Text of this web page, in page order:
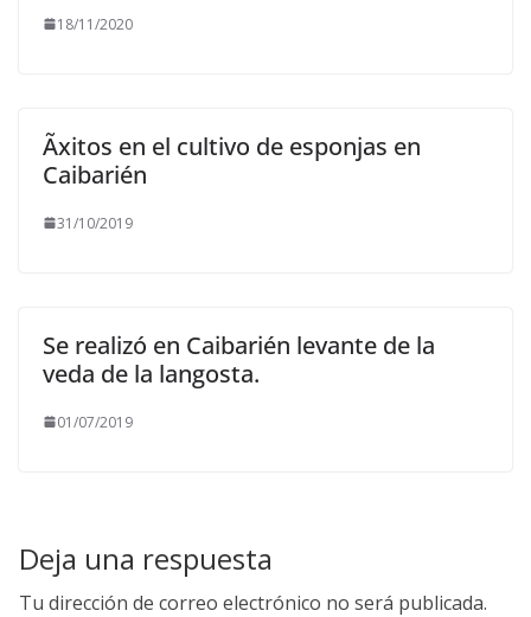
18/11/2020
Ãxitos en el cultivo de esponjas en
Caibarién
31/10/2019
Se realizó en Caibarién levante de la
veda de la langosta.
01/07/2019
Deja una respuesta
Tu dirección de correo electrónico no será publicada.